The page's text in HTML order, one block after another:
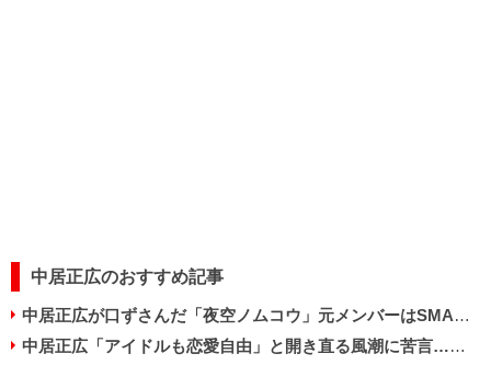
中居正広のおすすめ記事
中居正広が口ずさんだ「夜空ノムコウ」元メンバーはSMAPの曲を歌えるのか
中居正広「アイドルも恋愛自由」と開き直る風潮に苦言…後輩への「愛のムチ」か